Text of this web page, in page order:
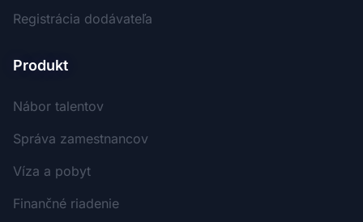
Registrácia dodávateľa
Produkt
Nábor talentov
Správa zamestnancov
Víza a pobyt
Finančné riadenie